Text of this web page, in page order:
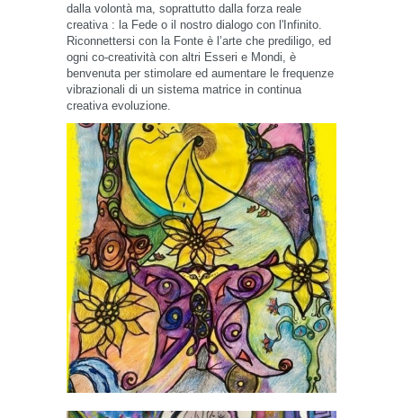
dalla volontà ma, soprattutto dalla forza reale
creativa : la Fede o il nostro dialogo con l'Infinito.
Riconnettersi con la Fonte è l’arte che prediligo, ed
ogni co-creatività con altri Esseri e Mondi, è
benvenuta per stimolare ed aumentare le frequenze
vibrazionali di un sistema matrice in continua
creativa evoluzione.